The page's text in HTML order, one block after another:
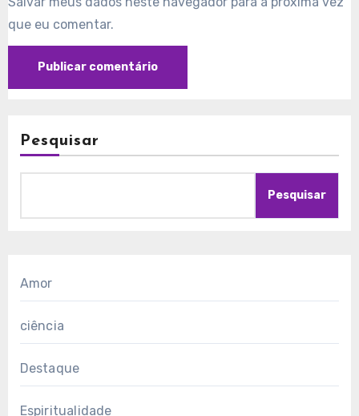
que eu comentar.
Pesquisar
Pesquisar
Amor
ciência
Destaque
Espiritualidade